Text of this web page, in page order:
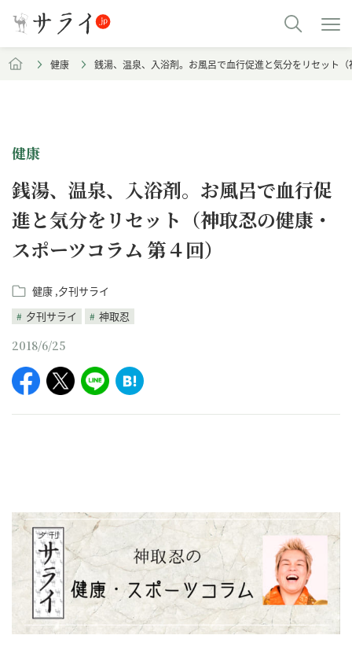
健康 銭湯、温泉、入浴剤。お風呂で血行促進と気分をリセット
健康
銭湯、温泉、入浴剤。お風呂で血行促
進と気分をリセット（神取忍の健康・
スポーツコラム 第４回）
健康 夕刊サライ
夕刊サライ
神取忍
2018/6/25